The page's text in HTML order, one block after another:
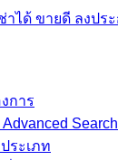
การ
Search
ระเภท